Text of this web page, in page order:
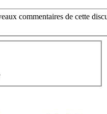
commentaires de cette